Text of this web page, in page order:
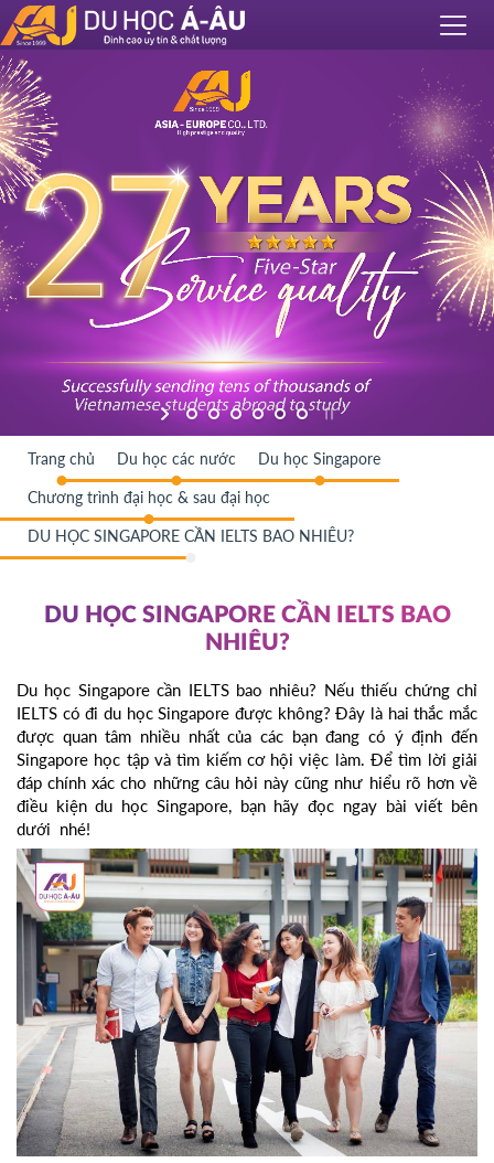
Trang chủ Du học các nước Du học Singapore
Chương trình đại học & sau đại học
DU HỌC SINGAPORE CẦN IELTS BAO NHIÊU?
DU HỌC SINGAPORE CẦN IELTS BAO
NHIÊU?
Du học Singapore cần IELTS bao nhiêu? Nếu thiếu chứng chỉ
IELTS có đi du học Singapore được không? Đây là hai thắc mắc
được quan tâm nhiều nhất của các bạn đang có ý định đến
Singapore học tập và tìm kiếm cơ hội việc làm. Để tìm lời giải
đáp chính xác cho những câu hỏi này cũng như hiểu rõ hơn về
điều kiện du học Singapore, bạn hãy đọc ngay bài viết bên
dưới nhé!